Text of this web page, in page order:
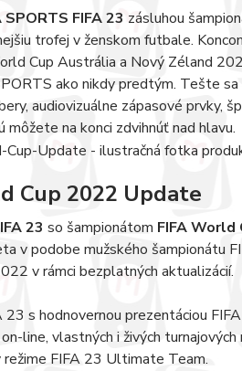
SPORTS FIFA 23 zásluhou
trofej v ženskom futbale.
Cup Austrália a Nový Zéland
ako nikdy predtým. Tešte
audiovizuálne zápasové prvky,
na konci zdvihnúť nad hlavu.
Cup 2022 Update
23 so šampionátom FIFA World
v podobe mužského šampionátu
v rámci bezplatných aktualizácií.
s hodnovernou prezentáciou
line, vlastných i živých
režime FIFA 23 Ultimate Team.